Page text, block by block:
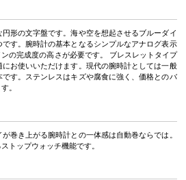
形の文字盤です。海や空を想起させるブルーダイ
す。腕時計の基本となるシンプルなアナログ表示
の完成度の高さが必要です。 ブレスレットタイプ
お使いいただけます。現代の腕時計としては一般
す。ステンレスはキズや腐食に強く、価格とのバ
。
巻き上がる腕時計との一体感は自動巻ならでは。
トップウォッチ機能です。